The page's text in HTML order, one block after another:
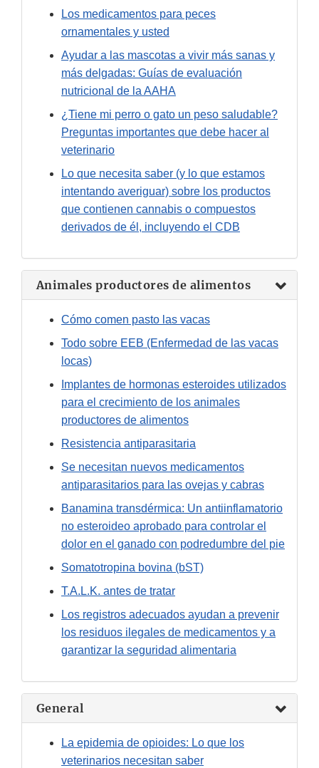
Los medicamentos para peces
ornamentales y usted
Ayudar a las mascotas a vivir más sanas y
más delgadas: Guías de evaluación
nutricional de la AAHA
¿Tiene mi perro o gato un peso saludable?
Preguntas importantes que debe hacer al
veterinario
Lo que necesita saber (y lo que estamos
intentando averiguar) sobre los productos
que contienen cannabis o compuestos
derivados de él, incluyendo el CDB
Animales productores de alimentos
Cómo comen pasto las vacas
Todo sobre EEB (Enfermedad de las vacas
locas)
Implantes de hormonas esteroides utilizados
para el crecimiento de los animales
productores de alimentos
Resistencia antiparasitaria
Se necesitan nuevos medicamentos
antiparasitarios para las ovejas y cabras
Banamina transdérmica: Un antiinflamatorio
no esteroideo aprobado para controlar el
dolor en el ganado con podredumbre del pie
Somatotropina bovina (bST)
T.A.L.K. antes de tratar
Los registros adecuados ayudan a prevenir
los residuos ilegales de medicamentos y a
garantizar la seguridad alimentaria
General
La epidemia de opioides: Lo que los
veterinarios necesitan saber